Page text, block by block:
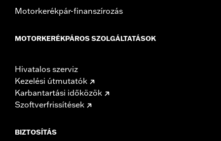
Motorkerékpár-finanszírozás
MOTORKERÉKPÁROS SZOLGÁLTATÁSOK
Hivatalos szerviz
Kezelési útmutatók
Karbantartási időközök
Szoftverfrissítések
BIZTOSÍTÁS